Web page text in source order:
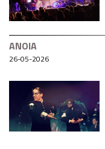
ANOIA
26-05-2026